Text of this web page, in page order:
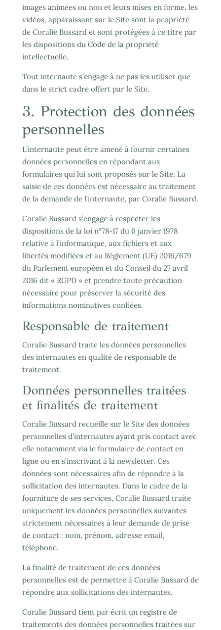
images animées ou non et leurs mises en forme, les
vidéos, apparaissant sur le Site sont la propriété
de Coralie Bussard et sont protégées à ce titre par
les dispositions du Code de la propriété
intellectuelle.
Tout internaute s’engage à ne pas les utiliser que
dans le strict cadre offert par le Site.
3. Protection des données
personnelles
L’internaute peut être amené à fournir certaines
données personnelles en répondant aux
formulaires qui lui sont proposés sur le Site. La
saisie de ces données est nécessaire au traitement
de la demande de l’internaute, par Coralie Bussard.
Coralie Bussard s’engage à respecter les
dispositions de la loi n°78-17 du 6 janvier 1978
relative à l’informatique, aux fichiers et aux
libertés modifiées et au Règlement (UE) 2016/679
du Parlement européen et du Conseil du 27 avril
2016 dit « RGPD » et prendre toute précaution
nécessaire pour préserver la sécurité des
informations nominatives confiées.
Responsable de traitement
Coralie Bussard traite les données personnelles
des internautes en qualité de responsable de
traitement.
Données personnelles traitées
et finalités de traitement
Coralie Bussard recueille sur le Site des données
personnelles d’internautes ayant pris contact avec
elle notamment via le formulaire de contact en
ligne ou en s’inscrivant à la newsletter. Ces
données sont nécessaires afin de répondre à la
sollicitation des internautes. Dans le cadre de la
fourniture de ses services, Coralie Bussard traite
uniquement les données personnelles suivantes
strictement nécessaires à leur demande de prise
de contact : nom, prénom, adresse email,
téléphone.
La finalité de traitement de ces données
personnelles est de permettre à Coralie Bussard de
répondre aux sollicitations des internautes.
Coralie Bussard tient par écrit un registre de
traitements des données personnelles traitées sur